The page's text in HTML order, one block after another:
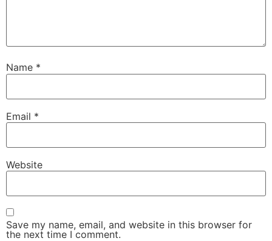
Name *
Email *
Website
Save my name, email, and website in this browser for
the next time I comment.